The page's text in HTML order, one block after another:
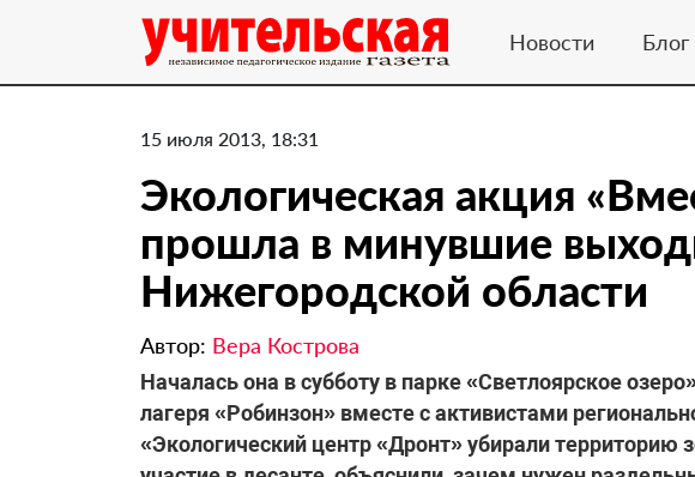
Новости Блог
15 июля 2013, 18:31
Экологическая акция
прошла в минувшие
Нижегородской области
Автор: Вера Кострова
Началась она в субботу в парке «Светлоярское
лагеря «Робинзон» вместе с активистами
«Экологический центр «Дронт» убирали территорию